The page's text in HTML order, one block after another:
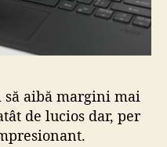
aibă margini mai
de lucios dar, per